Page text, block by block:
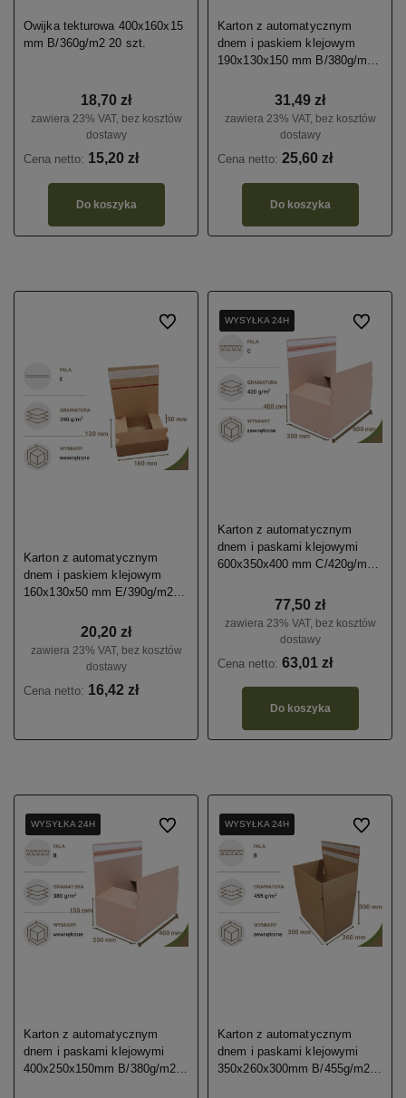
Owijka tekturowa 400x160x15
mm B/360g/m2 20 szt.
18,70 zł
zawiera 23% VAT, bez kosztów
dostawy
Cena netto: 15,20 zł
Do koszyka
Karton z automatycznym
dnem i paskiem klejowym
190x130x150 mm B/380g/m2
31,49 zł
zawiera 23% VAT, bez kosztów
dostawy
Cena netto: 25,60 zł
Do koszyka
Karton z automatycznym
dnem i paskiem klejowym
160x130x50 mm E/390g/m2
20,20 zł
zawiera 23% VAT, bez kosztów
dostawy
Cena netto: 16,42 zł
Do ulubionychWYSYŁKA 24H
WYSYŁKA 24H
WYSYŁKA 24H
WYSYŁKA 24H
Karton z automatycznym
dnem i paskami klejowymi
600x350x400 mm C/420g/m2
77,50 zł
zawiera 23% VAT, bez kosztów
dostawy
Cena netto: 63,01 zł
Do koszyka
Do
WYSYŁKA 24H
WYSYŁKA 24H
WYSYŁKA 24H
WYSYŁKA 24H
Karton z automatycznym
dnem i paskami klejowymi
400x250x150mm B/380g/m2
Do ulubionychWYSYŁKA 24H
WYSYŁKA 24H
WYSYŁKA 24H
WYSYŁKA 24H
Karton z automatycznym
dnem i paskami klejowymi
350x260x300mm B/455g/m2
Do